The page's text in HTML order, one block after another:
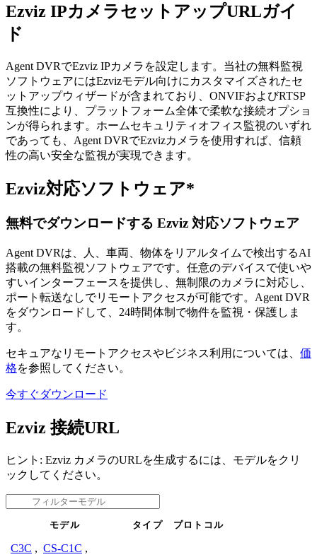
Ezviz IPカメラセットアップURLガイ
ド
Agent DVRでEzviz IPカメラを設定します。当社の無料監視
ソフトウェアにはEzvizモデル向けにカスタマイズされたセ
ットアップウィザードが含まれており、ONVIFおよびRTSP
互換性により、プラットフォーム全体で柔軟な接続オプショ
ンが得られます。ホームセキュリティオフィス監視のいずれ
であっても、Agent DVRでEzvizカメラを使用すれば、信頼
性の高い安全な監視が実現できます。
Ezviz対応ソフトウェア*
無料でダウンロードする Ezviz 対応ソフトウェア
Agent DVRは、人、車両、物体をリアルタイムで検出するAI
搭載の無料監視ソフトウェアです。任意のデバイスで使いや
すいインターフェースを提供し、無制限のカメラに対応し、
ポート転送なしでリモートアクセスが可能です。Agent DVR
をダウンロードして、24時間体制で物件を監視・保護しま
す。
セキュアなリモートアクセスやビジネス利用については、 価
格を参照してください。
今すぐダウンロード
Ezviz 接続URL
ヒント: Ezviz カメラのURLを生成するには、モデルをクリ
ックしてください。
モデル タイプ プロトコル
C3C , CS-C1C ,